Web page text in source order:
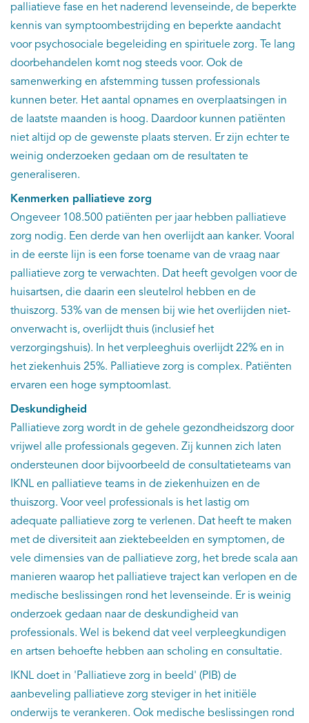
palliatieve fase en het naderend levenseinde, de beperkte
kennis van symptoombestrijding en beperkte aandacht
voor psychosociale begeleiding en spirituele zorg. Te lang
doorbehandelen komt nog steeds voor. Ook de
samenwerking en afstemming tussen professionals
kunnen beter. Het aantal opnames en overplaatsingen in
de laatste maanden is hoog. Daardoor kunnen patiënten
niet altijd op de gewenste plaats sterven. Er zijn echter te
weinig onderzoeken gedaan om de resultaten te
generaliseren.
Kenmerken palliatieve zorg
Ongeveer 108.500 patiënten per jaar hebben palliatieve
zorg nodig. Een derde van hen overlijdt aan kanker. Vooral
in de eerste lijn is een forse toename van de vraag naar
palliatieve zorg te verwachten. Dat heeft gevolgen voor de
huisartsen, die daarin een sleutelrol hebben en de
thuiszorg. 53% van de mensen bij wie het overlijden niet-
onverwacht is, overlijdt thuis (inclusief het
verzorgingshuis). In het verpleeghuis overlijdt 22% en in
het ziekenhuis 25%. Palliatieve zorg is complex. Patiënten
ervaren een hoge symptoomlast.
Deskundigheid
Palliatieve zorg wordt in de gehele gezondheidszorg door
vrijwel alle professionals gegeven. Zij kunnen zich laten
ondersteunen door bijvoorbeeld de consultatieteams van
IKNL en palliatieve teams in de ziekenhuizen en de
thuiszorg. Voor veel professionals is het lastig om
adequate palliatieve zorg te verlenen. Dat heeft te maken
met de diversiteit aan ziektebeelden en symptomen, de
vele dimensies van de palliatieve zorg, het brede scala aan
manieren waarop het palliatieve traject kan verlopen en de
medische beslissingen rond het levenseinde. Er is weinig
onderzoek gedaan naar de deskundigheid van
professionals. Wel is bekend dat veel verpleegkundigen
en artsen behoefte hebben aan scholing en consultatie.
IKNL doet in 'Palliatieve zorg in beeld' (PIB) de
aanbeveling palliatieve zorg steviger in het initiële
onderwijs te verankeren. Ook medische beslissingen rond